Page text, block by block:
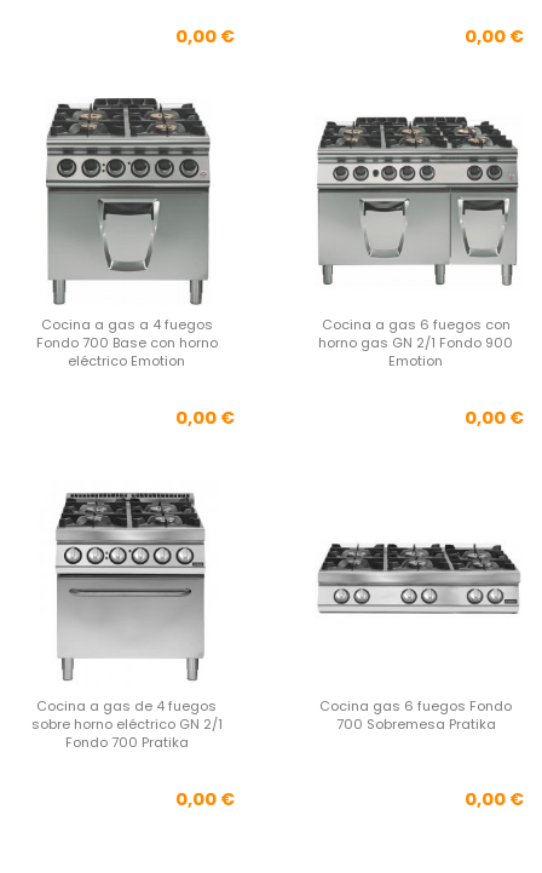
Precio
0,00 € 0,00 €
Cocina a gas a 4 fuegos
Fondo 700 Base con horno
eléctrico Emotion
Precio
0,00 €
Cocina a gas 6 fuegos con
horno gas GN 2/1 Fondo 900
Emotion
0,00 €
Cocina a gas de 4 fuegos
sobre horno eléctrico GN 2/1
Fondo 700 Pratika
Precio
0,00 €
Cocina gas 6 fuegos Fondo
700 Sobremesa Pratika
0,00 €